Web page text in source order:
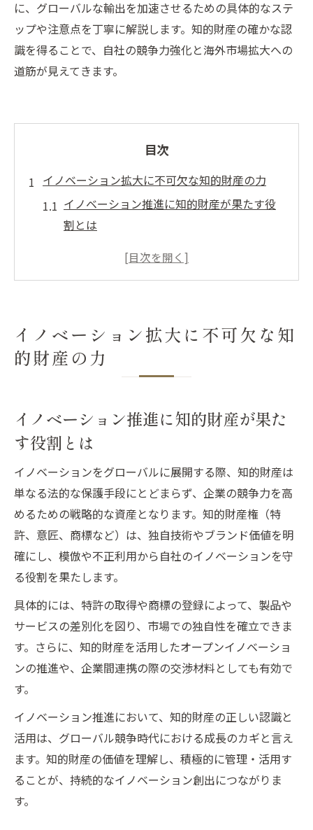
に、グローバルな輸出を加速させるための具体的なステ
ップや注意点を丁寧に解説します。知的財産の確かな認
識を得ることで、自社の競争力強化と海外市場拡大への
道筋が見えてきます。
目次
イノベーション拡大に不可欠な知的財産の力
イノベーション推進に知的財産が果たす役
割とは
輸出競争力強化に生きる知的財産の知識
方法
グローバルイノベーションと知的財産の関
輸出成功へ導く知的財産の基本知識
知的財産権の理解が輸出リスクを減らす鍵
イノベーションと輸出で重要な知的財産の
仕組み
知的財産の認識向上が海外展開を支える理
由
輸出ビジネスで不可欠な知的財産の活用術
イノベーション輸出を実現する知的財産活
用法
知的財産が輸出ビジネス成功のカギとなる
イント
イノベーションを加速させる知的財産の実
践事例
イノベーション拡大に不可欠な知
的財産の力
イノベーション推進に知的財産が果た
す役割とは
イノベーションをグローバルに展開する際、知的財産は
単なる法的な保護手段にとどまらず、企業の競争力を高
めるための戦略的な資産となります。知的財産権（特
許、意匠、商標など）は、独自技術やブランド価値を明
確にし、模倣や不正利用から自社のイノベーションを守
る役割を果たします。
具体的には、特許の取得や商標の登録によって、製品や
サービスの差別化を図り、市場での独自性を確立できま
す。さらに、知的財産を活用したオープンイノベーショ
ンの推進や、企業間連携の際の交渉材料としても有効で
す。
イノベーション推進において、知的財産の正しい認識と
活用は、グローバル競争時代における成長のカギと言え
ます。知的財産の価値を理解し、積極的に管理・活用す
ることが、持続的なイノベーション創出につながりま
す。